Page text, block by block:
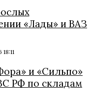
«Лады» и ВАЗ
и «Сильпо»
РФ по складам